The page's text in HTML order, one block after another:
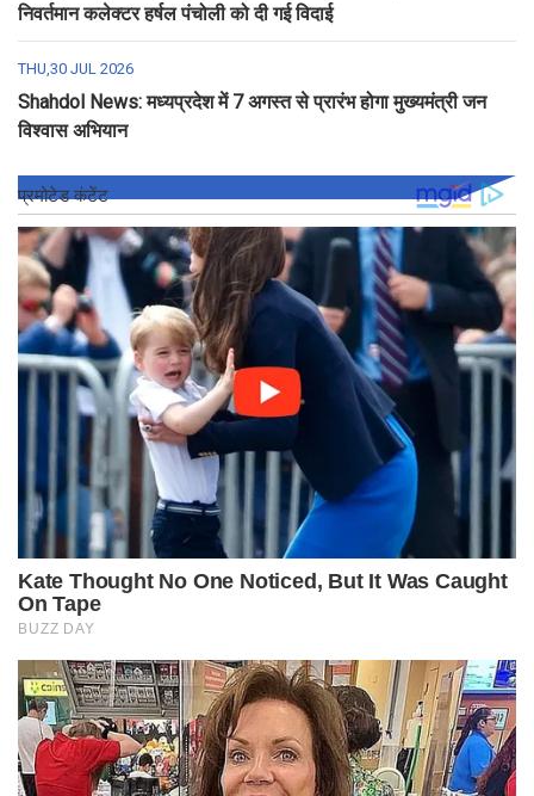
निवर्तमान कलेक्टर हर्षल पंचोली को दी गई विदाई
THU,30 JUL 2026
Shahdol News: मध्यप्रदेश में 7 अगस्त से प्रारंभ होगा मुख्यमंत्री जन
विश्वास अभियान